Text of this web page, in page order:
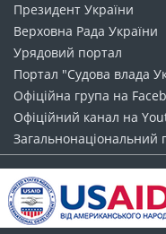
Президент України
Верховна Рада України
Урядовий портал
Портал "Судова влада
Офіційна група на
Офіційний канал на